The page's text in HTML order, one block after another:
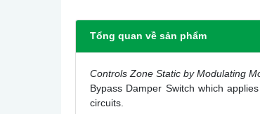
Tổng quan về sản phẩm
Controls Zone Static by Modulating
Bypass Damper Switch which
circuits.